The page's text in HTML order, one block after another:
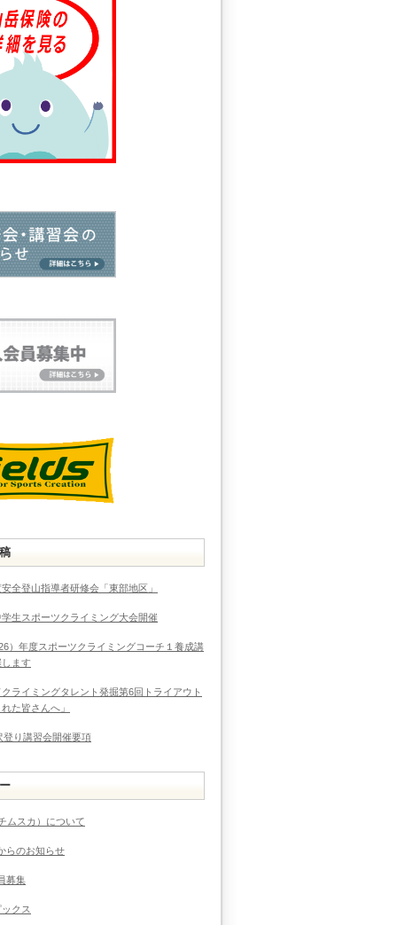
全登山指導者研修会「東部地区」
生スポーツクライミング大会開催
）年度スポーツクライミングコーチ１養成講
ます
ライミングタレント発掘第6回トライアウト
た皆さんへ」
登り講習会開催要項
ムスカ）について
らのお知らせ
募集
クス